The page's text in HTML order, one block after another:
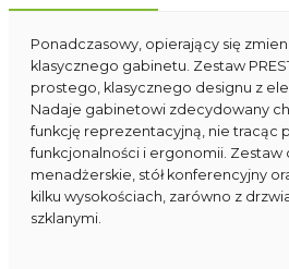
Ponadczasowy, opierający się
klasycznego gabinetu. Zestaw
prostego, klasycznego designu z
Nadaje gabinetowi zdecydowany
funkcję reprezentacyjną, nie tracąc
funkcjonalności i ergonomii. Zestaw
menadżerskie, stół konferencyjny
kilku wysokościach, zarówno z
szklanymi.